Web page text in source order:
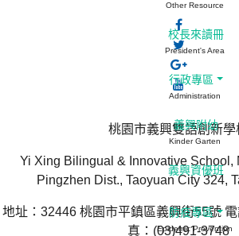
桃園市義興雙語創新學
Yi Xing Bilingual & Innovative School,
Pingzhen Dist., Taoyuan City 324,
地址：32446 桃園市平鎮區義興街55號
真：(03)491-3748
Other Resource
校長來讀冊
President's Area
行政專區
Administration
義興附幼
Kinder Garten
義興資優班
防疫專區
Epidemic Prevention